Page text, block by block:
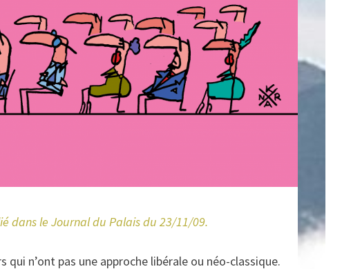
dans le Journal du Palais du 23/11/09.
n’ont pas une approche libérale ou néo-classique.